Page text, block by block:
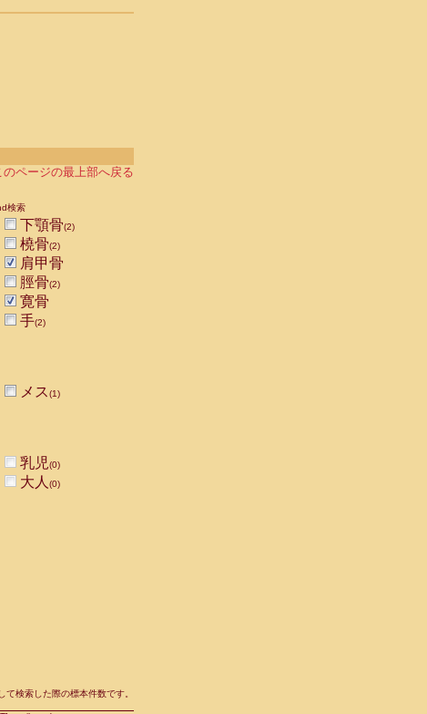
ページの最上部へ戻る
検索
下顎骨(2)
橈骨(2)
肩甲骨
脛骨(2)
寛骨
手(2)
メス(1)
乳児(0)
大人 (0)
検索した際の標本件数です。